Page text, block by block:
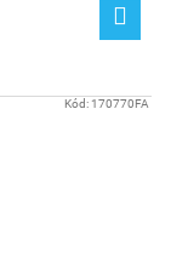
Kód: 170770FA